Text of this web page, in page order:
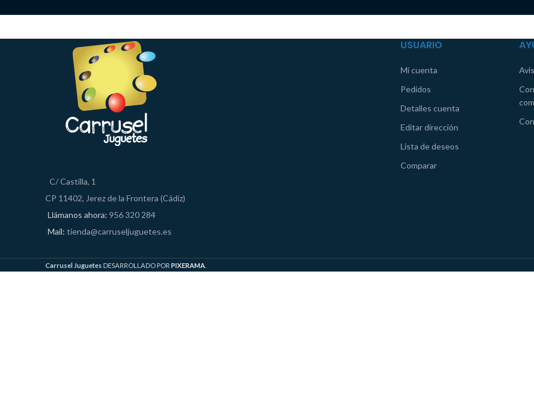
C/ Castilla, 1
CP 11402, Jerez de la Frontera (Cádiz)
Llámanos ahora: 956 320 284
Mail: tienda@carruseljuguetes.es
USUARIO
Mi cuenta
Pedidos
Detalles cuenta
Editar dirección
Lista de deseos
Comparar
Carrusel Juguetes DESARROLLADO POR PIXERAMA